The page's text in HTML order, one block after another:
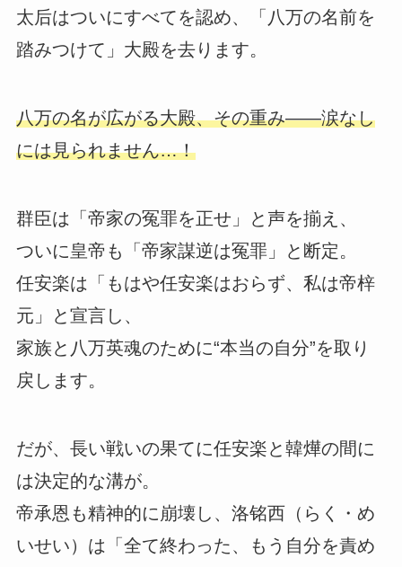
太后はついにすべてを認め、「八万の名前を
踏みつけて」大殿を去ります。
八万の名が広がる大殿、その重み――涙なし
には見られません…！
群臣は「帝家の冤罪を正せ」と声を揃え、
ついに皇帝も「帝家謀逆は冤罪」と断定。
任安楽は「もはや任安楽はおらず、私は帝梓
元」と宣言し、
家族と八万英魂のために“本当の自分”を取り
戻します。
だが、長い戦いの果てに任安楽と韓燁の間に
は決定的な溝が。
帝承恩も精神的に崩壊し、洛铭西（らく・め
いせい）は「全て終わった、もう自分を責め